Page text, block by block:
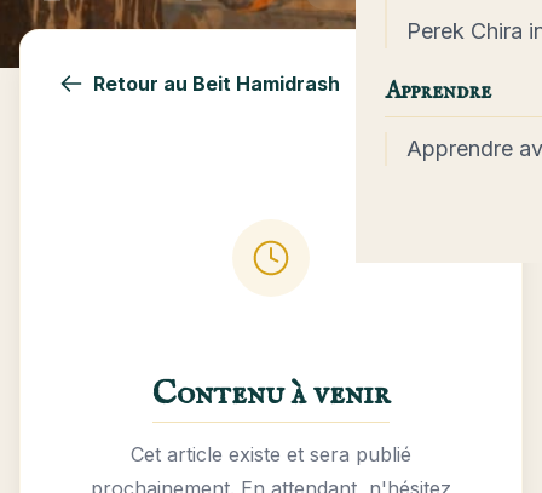
Perek Chira
Apprendre
Apprendre
Retour au Beit Hamidrash
Contenu à venir
Cet article existe et sera publié
prochainement. En attendant, n'hésitez